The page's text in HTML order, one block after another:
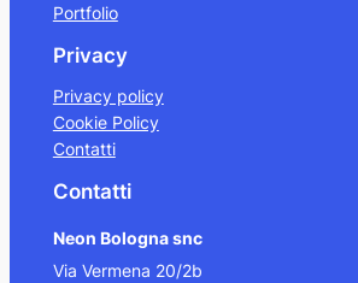
Portfolio
Privacy
Privacy policy
Cookie Policy
Contatti
Contatti
Neon Bologna snc
Via Vermena 20/2b